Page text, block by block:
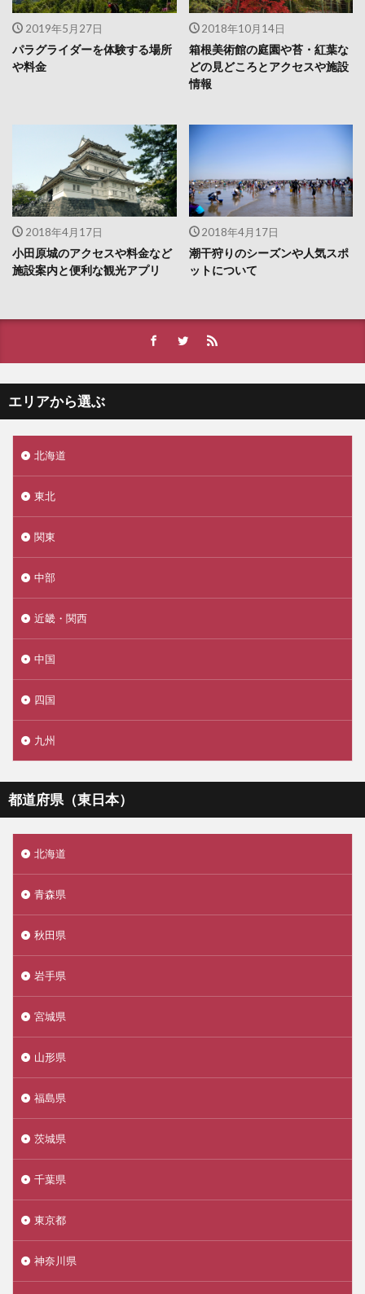
2019年5月27日
パラグライダーを体験する場所
や料金
2018年10月14日
箱根美術館の庭園や苔・紅葉な
どの見どころとアクセスや施設
情報
2018年4月17日
小田原城のアクセスや料金など
施設案内と便利な観光アプリ
2018年4月17日
潮干狩りのシーズンや人気スポ
ットについて
エリアから選ぶ
北海道
東北
関東
中部
近畿・関西
中国
四国
九州
都道府県（東日本）
北海道
青森県
秋田県
岩手県
宮城県
山形県
福島県
茨城県
千葉県
東京都
神奈川県